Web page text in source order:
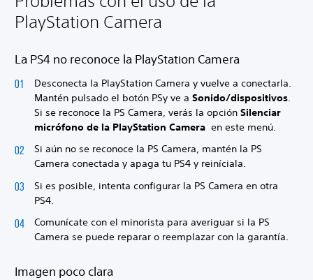
PlayStation Camera
La PS4 no reconoce la PlayStation Camera
Desconecta la PlayStation Camera y vuelve a conectarla.
Mantén pulsado el botón PSy ve a Sonido/dispositivos
Si se reconoce la PS Camera, verás la opción Silenciar
micrófono de la PlayStation Camera en este menú.
Si aún no se reconoce la PS Camera, mantén la PS
Camera conectada y apaga tu PS4 y reiníciala.
Si es posible, intenta configurar la PS Camera en otra
PS4.
Comunícate con el minorista para averiguar si la PS
Camera se puede reparar o reemplazar con la garantía.
Imagen poco clara